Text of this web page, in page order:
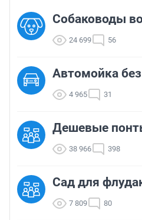
Собаководы
24 699 56
Автомойка
4 965 31
Дешевые
38 966 398
Сад для
7 809 80